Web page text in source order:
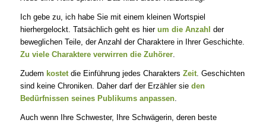
Ich gebe zu, ich habe Sie mit einem kleinen Wortspiel
hierhergelockt. Tatsächlich geht es hierum die Anzahl der
beweglichen Teile, der Anzahl der Charaktere in Ihrer Geschichte.
Zu viele Charaktere verwirren die Zuhörer.
Zudem kostetdie Einführung jedes Charakters Zeit. Geschichten
sind keine Chroniken. Daher darf der Erzähler sie den
Bedürfnissen seines Publikums anpassen.
Auch wenn Ihre Schwester, Ihre Schwägerin, deren beste